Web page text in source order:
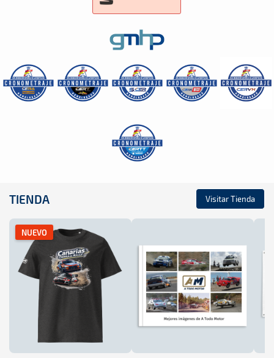
TIENDA Visitar Tienda
NUEVO